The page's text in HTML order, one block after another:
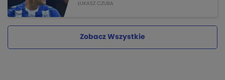
ŁUKASZ CZUBA
Zobacz Wszystkie